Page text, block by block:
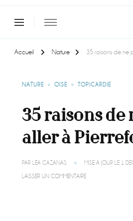
Accueil Nature 35 raisons de ne
NATURE OISE TOPICARDIE
35 raisons de
aller à
PAR LÉA CAZANAS MISE À JOUR LE 1
LAISSER UN COMMENTAIRESUR